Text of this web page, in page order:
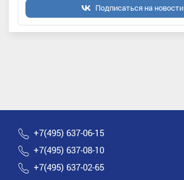
Подписаться на новости
+7(495) 637-06-15
+7(495) 637-08-10
+7(495) 637-02-65